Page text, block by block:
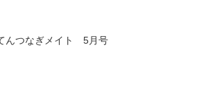
んつなぎメイト 5月号